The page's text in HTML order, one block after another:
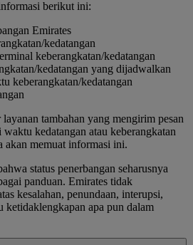
berikut ini:
Emirates
kedatangan
keberangkatan/kedatangan
kedatangan yang dijadwalkan
keberangkatan/kedatangan
tambahan yang mengirim pesan
waktu kedatangan atau keberangkatan
akan memuat informasi ini.
status penerbangan seharusnya
panduan. Emirates tidak
kesalahan, penundaan, interupsi,
ketidaklengkapan apa pun dalam